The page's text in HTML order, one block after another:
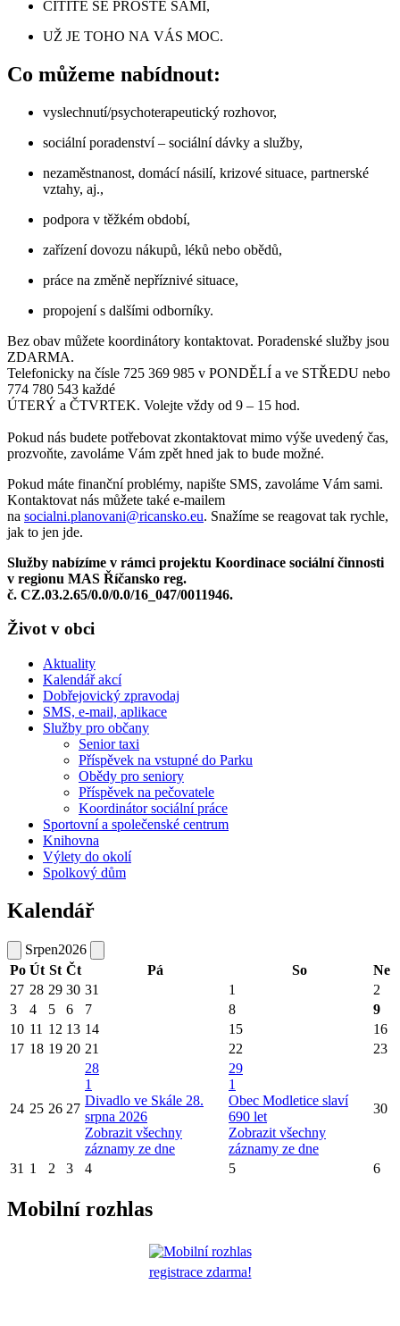
CÍTÍTE SE PROSTĚ SAMI,
UŽ JE TOHO NA VÁS MOC.
Co můžeme nabídnout:
vyslechnutí/psychoterapeutický rozhovor,
sociální poradenství – sociální dávky a služby,
nezaměstnanost, domácí násilí, krizové situace, partnerské
vztahy, aj.,
podpora v těžkém období,
zařízení dovozu nákupů, léků nebo obědů,
práce na změně nepříznivé situace,
propojení s dalšími odborníky.
Bez obav můžete koordinátory kontaktovat. Poradenské služby jsou
ZDARMA.
Telefonicky na čísle 725 369 985 v PONDĚLÍ a ve STŘEDU nebo
774 780 543 každé
ÚTERÝ a ČTVRTEK. Volejte vždy od 9 – 15 hod.
Pokud nás budete potřebovat zkontaktovat mimo výše uvedený čas,
prozvoňte, zavoláme Vám zpět hned jak to bude možné.
Pokud máte finanční problémy, napište SMS, zavoláme Vám sami.
Kontaktovat nás můžete také e-mailem
na socialni.planovani@ricansko.eu. Snažíme se reagovat tak rychle,
jak to jen jde.
Služby nabízíme v rámci projektu Koordinace sociální činnosti
v regionu MAS Říčansko reg.
č. CZ.03.2.65/0.0/0.0/16_047/0011946.
Život v obci
Aktuality
Kalendář akcí
Dobřejovický zpravodaj
SMS, e-mail, aplikace
Služby pro občany
Senior taxi
Příspěvek na vstupné do Parku
Obědy pro seniory
Příspěvek na pečovatele
Koordinátor sociální práce
Sportovní a společenské centrum
Knihovna
Výlety do okolí
Spolkový dům
Kalendář
Srpen2026
Po Út St Čt Pá So
Ne
27 28 29 30 31 1
2
3
4 5 6 7 8
9
10 11 12 13 14 15
16
17 18 19 20 21 22 23
24 25 26 27
28
1
Divadlo ve Skále 28.
srpna 2026
Zobrazit všechny
záznamy ze dne
29
1
Obec Modletice slaví
690 let
Zobrazit všechny
záznamy ze dne
30
31 1 2 3 4 5 6
Mobilní rozhlas
registrace zdarma!